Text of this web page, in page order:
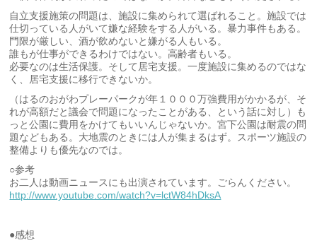
自立支援施策の問題は、施設に集められて選ばれること。施設では
仕切っている人がいて嫌な経験をする人がいる。暴力事件もある。
門限が厳しい、酒が飲めないと嫌がる人もいる。
誰もが仕事ができるわけではない。高齢者もいる。
必要なのは生活保護。そして居宅支援。一度施設に集めるのではな
く、居宅支援に移行できないか。
（はるのおがわプレーパークが年１０００万強費用がかかるが、そ
れが高額だと議会で問題になったことがある、という話に対し）も
っと公園に費用をかけてもいいんじゃないか。宮下公園は耐震の問
題などもある。大地震のときには人が集まるはず。スポーツ施設の
整備よりも優先なのでは。
○参考
お二人は動画ニュースにも出演されています。ごらんください。
http://www.youtube.com/watch?v=lctW84hDksA
●感想